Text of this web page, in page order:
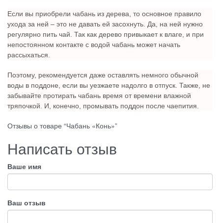
Если вы приобрели чабань из дерева, то основное правило
ухода за ней – это не давать ей засохнуть. Да, на ней нужно
регулярно пить чай. Так как дерево привыкает к влаге, и при
непостоянном контакте с водой чабань может начать
рассыхаться.
Поэтому, рекомендуется даже оставлять немного обычной
воды в поддоне, если вы уезжаете надолго в отпуск. Также, не
забывайте протирать чабань время от времени влажной
тряпочкой. И, конечно, промывать поддон после чаепития.
Отзывы о товаре “Чабань «Конь»”
Написать отзыв
Ваше имя
Ваш отзыв